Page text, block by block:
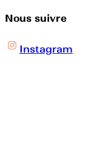
Nous suivre
Instagram